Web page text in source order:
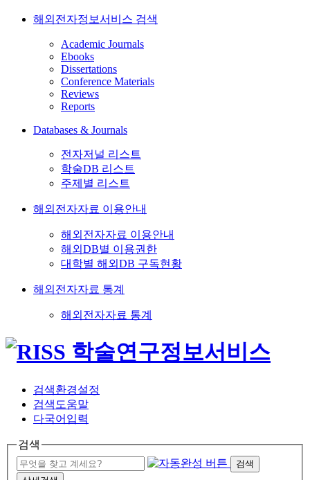
해외전자정보서비스 검색
Academic Journals
Ebooks
Dissertations
Conference Materials
Reviews
Reports
Databases & Journals
전자저널 리스트
학술DB 리스트
주제별 리스트
해외전자자료 이용안내
해외전자자료 이용안내
해외DB별 이용권한
대학별 해외DB 구독현황
해외전자자료 통계
해외전자자료 통계
검색환경설정
검색도움말
다국어입력
검색
검색